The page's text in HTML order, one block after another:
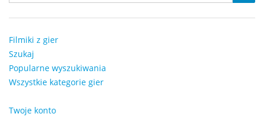
Filmiki z gier
Szukaj
Popularne wyszukiwania
Wszystkie kategorie gier
Twoje konto